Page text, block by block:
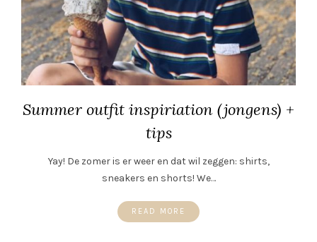
Summer outfit inspiriation (jongens) +
tips
Yay! De zomer is er weer en dat wil zeggen: shirts,
sneakers en shorts! We…
READ MORE